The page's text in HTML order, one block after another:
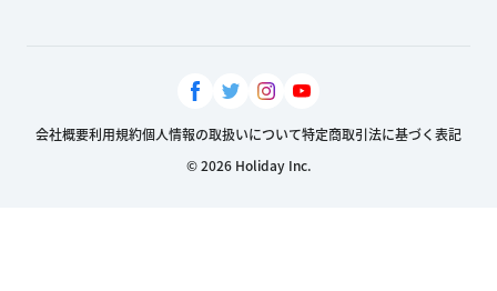
会社概要利用規約個人情報の取扱いについて特定商取引法に基づく表記
© 2026 Holiday Inc.